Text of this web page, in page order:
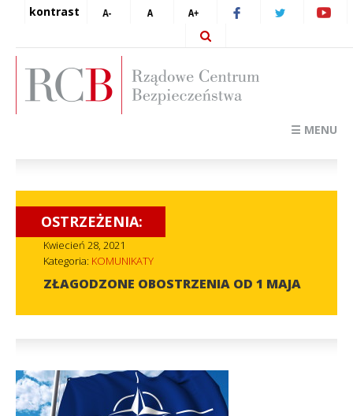
kontrast
☰ MENU
OSTRZEŻENIA:
Kwiecień 28, 2021
Kategoria: KOMUNIKATY
ZŁAGODZONE OBOSTRZENIA OD 1 MAJA